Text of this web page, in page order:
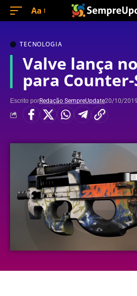
Aa
TECNOLOGIA
Valve lança
para
Escrito porRedação SempreUpdate20/10/